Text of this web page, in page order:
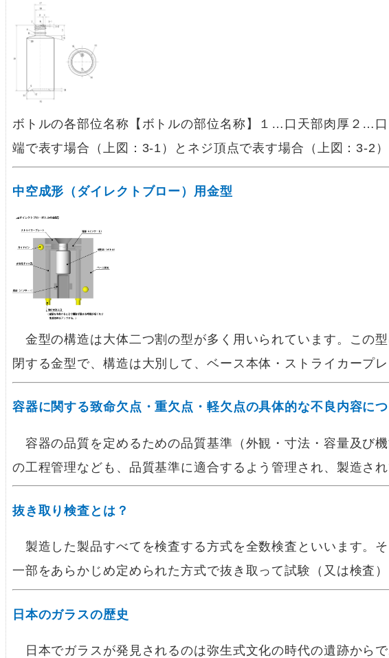
ボトルの各部位名称【ボトルの部位名称】１…口天部肉厚２…
端で表す場合（上図：3-1）とネジ頂点で表す場合（上図：3-2
中空成形（ダイレクトブロー）用金型
金型の構造は大体二つ割の型が多く用いられています。この
閉する金型で、構造は大別して、ベース本体・ストライカープ
容器に関する致命欠点・重欠点・軽欠点の具体的な不良内容に
容器の品質を定めるための品質基準（外観・寸法・容量及び
の工程管理なども、品質基準に適合するよう管理され、製造さ
抜き取り検査とは？
製造した製品すべてを検査する方式を全数検査といいます。
一部をあらかじめ定められた方式で抜き取って試験（又は検査
日本のガラスの歴史
日本でガラスが発見されるのは弥生式文化の時代の遺跡から